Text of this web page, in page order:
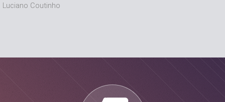
Luciano Coutinho